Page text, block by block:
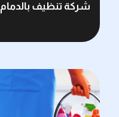
شركة تنظيف بالدمام